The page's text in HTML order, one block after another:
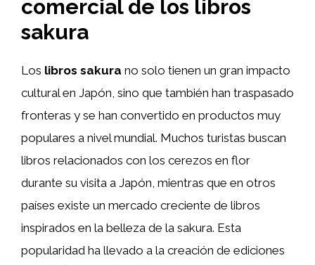
comercial de los libros
sakura
Los libros sakura no solo tienen un gran impacto
cultural en Japón, sino que también han traspasado
fronteras y se han convertido en productos muy
populares a nivel mundial. Muchos turistas buscan
libros relacionados con los cerezos en flor
durante su visita a Japón, mientras que en otros
países existe un mercado creciente de libros
inspirados en la belleza de la sakura. Esta
popularidad ha llevado a la creación de ediciones